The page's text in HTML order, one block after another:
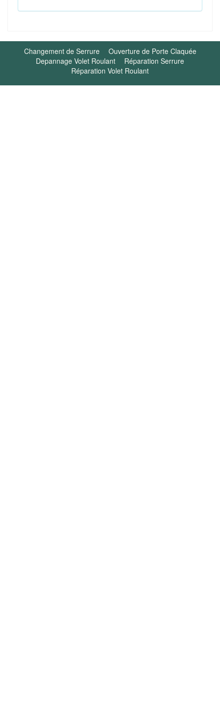
Changement de Serrure
Ouverture de Porte Claquée
Depannage Volet Roulant
Réparation Serrure
Réparation Volet Roulant